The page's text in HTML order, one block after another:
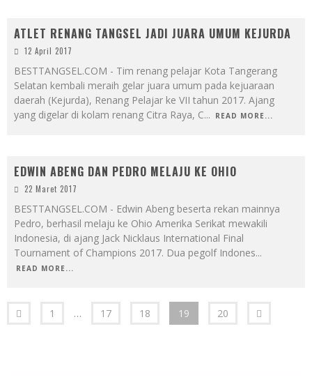
ATLET RENANG TANGSEL JADI JUARA UMUM KEJURDA
12 April 2017
BESTTANGSEL.COM - Tim renang pelajar Kota Tangerang
Selatan kembali meraih gelar juara umum pada kejuaraan
daerah (Kejurda), Renang Pelajar ke VII tahun 2017. Ajang
yang digelar di kolam renang Citra Raya, C... READ MORE...
EDWIN ABENG DAN PEDRO MELAJU KE OHIO
22 Maret 2017
BESTTANGSEL.COM - Edwin Abeng beserta rekan mainnya
Pedro, berhasil melaju ke Ohio Amerika Serikat mewakili
Indonesia, di ajang Jack Nicklaus International Final
Tournament of Champions 2017. Dua pegolf Indones...
READ MORE...
1 … 17 18 19 20